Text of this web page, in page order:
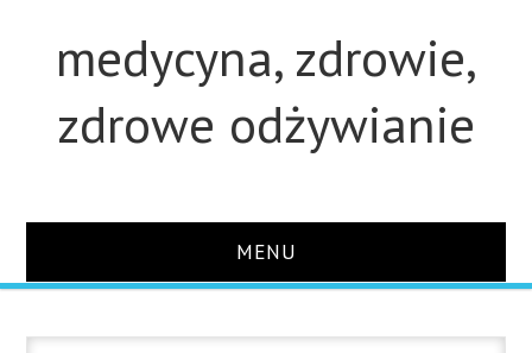
medycyna, zdrowie,
zdrowe odżywianie
MENU